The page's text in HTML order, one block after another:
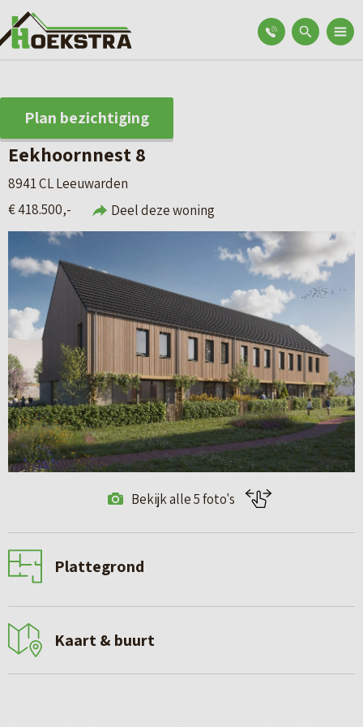
Plan bezichtiging
Eekhoornnest 8
8941 CL Leeuwarden
€ 418.500,-
Deel deze woning
Bekijk alle 5 foto's
Plattegrond
Kaart & buurt